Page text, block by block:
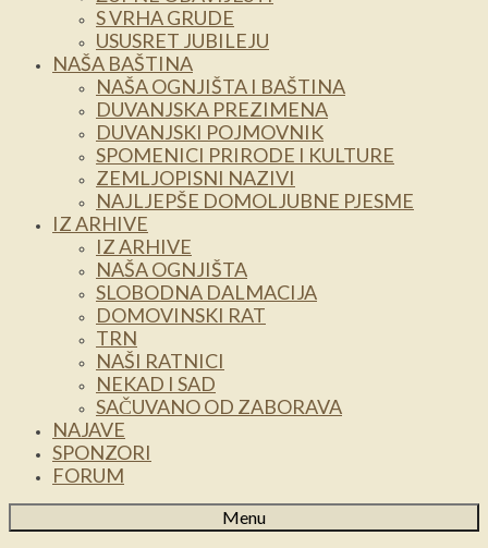
S VRHA GRUDE
USUSRET JUBILEJU
NAŠA BAŠTINA
NAŠA OGNJIŠTA I BAŠTINA
DUVANJSKA PREZIMENA
DUVANJSKI POJMOVNIK
SPOMENICI PRIRODE I KULTURE
ZEMLJOPISNI NAZIVI
NAJLJEPŠE DOMOLJUBNE PJESME
IZ ARHIVE
IZ ARHIVE
NAŠA OGNJIŠTA
SLOBODNA DALMACIJA
DOMOVINSKI RAT
TRN
NAŠI RATNICI
NEKAD I SAD
SAČUVANO OD ZABORAVA
NAJAVE
SPONZORI
FORUM
Menu